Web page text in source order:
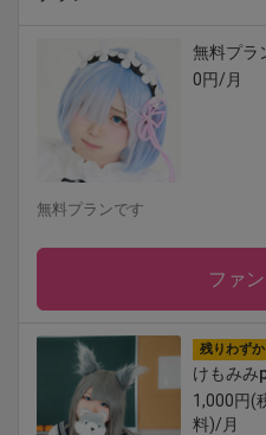
無料プラ
0円/月
無料プランです
ファ
残りわずか
けもみみ
1,000円(
料)/月